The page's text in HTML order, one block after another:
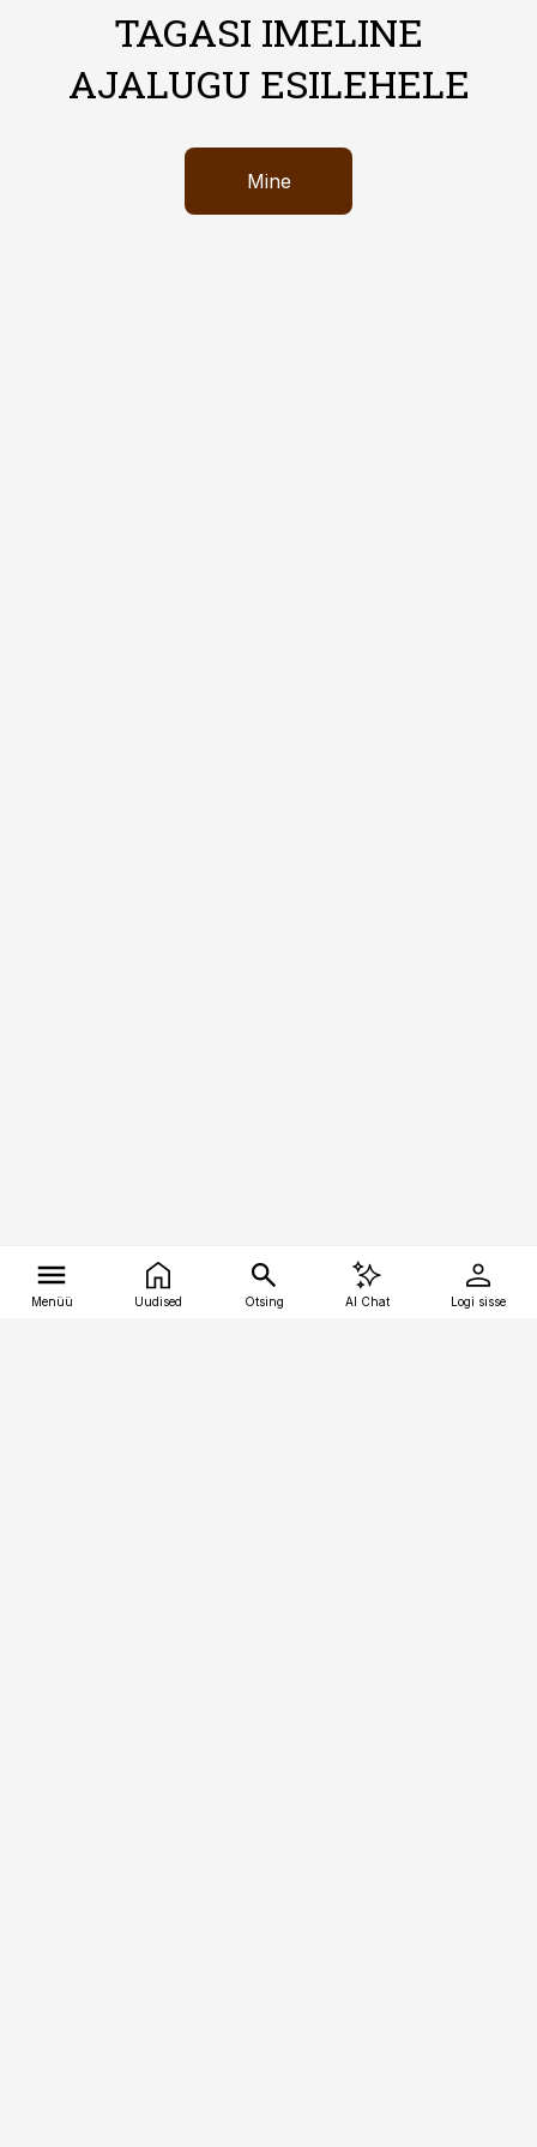
TAGASI IMELINE
AJALUGU ESILEHELE
Mine
Menüü Uudised Otsing AI Chat Logi sisse